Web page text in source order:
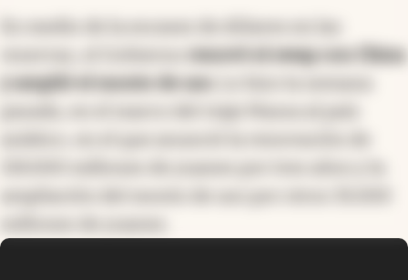
renovó el swap con China
y amplió el monto de uso.